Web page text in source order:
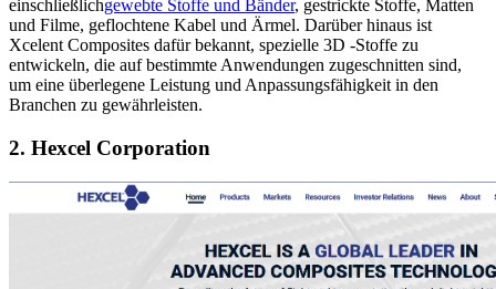
einschließlichgewebte Stoffe und Bänder, gestrickte Stoffe, Matten
und Filme, geflochtene Kabel und Ärmel. Darüber hinaus ist
Xcelent Composites dafür bekannt, spezielle 3D -Stoffe zu
entwickeln, die auf bestimmte Anwendungen zugeschnitten sind,
um eine überlegene Leistung und Anpassungsfähigkeit in den
Branchen zu gewährleisten.
2. Hexcel Corporation